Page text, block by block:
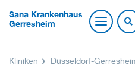
Sana Krankenhaus
Gerresheim
Kliniken Düsseldorf-